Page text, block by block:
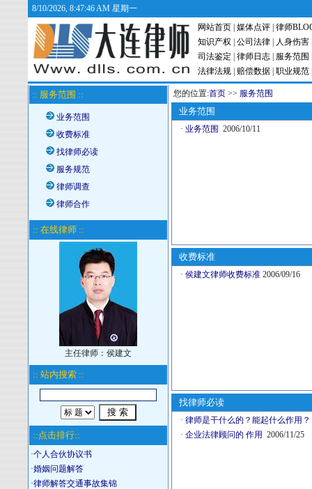
8/10/2026, 8:47:46 AM 星期一
网站首页 媒体点评 律师
知识产权
公司法律 人身伤害
司法鉴定
律师日志 服务范围
法律法规
赔偿数据 职业规范
:: 服务范围 ::
业务范围
收费标准
找律师必读
服务规范
律师调查
律师合作
:: 在线律师 ::
主任律师：侯建文
:: 站内搜索 ::
::点击排行::
·个人合伙协议书
·婚姻问题解答
·律师解答交通事故集锦
您的位置:首页 >> 服务范围
业务范围
· 业务范围 2006/10/11
收费标准
· 侯建文律师收费标准 2006/09/16
找律师必读
· 律师是干什么的？能起什么作用？
· 企业法律顾问的 作用 2006/11/25